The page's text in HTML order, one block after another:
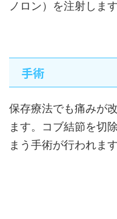
ノロン）を注射します
手術
保存療法でも痛みが
ます。コブ結節を切
まう手術が行われます